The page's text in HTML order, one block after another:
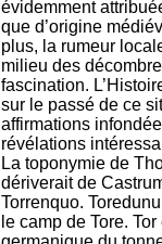
évidemment
que d’origine
plus, la rumeur
milieu des
fascination.
sur le passé de ce
affirmations
révélations
La toponymie de
dériverait de
Torrenquo.
le camp de Tore.